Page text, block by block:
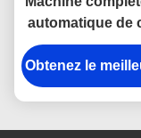
automatique de
de crème
les
électriques
Obtenez le